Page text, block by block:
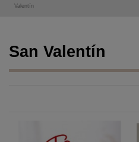
Valentín
San Valentín